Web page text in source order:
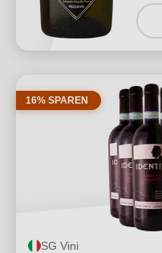
16% SPAREN
SG Vini